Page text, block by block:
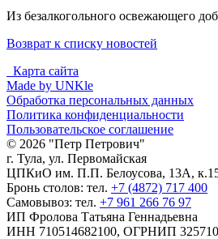
Из безалкогольного освежающего
Возврат к списку новостей
Карта сайта
Made by UNKle
Обработка персональных данных
Политика конфиденциальности
Пользовательское соглашение
© 2026 "Петр Петрович"
г. Тула, ул. Первомайская
ЦПКиО им. П.П. Белоусова, 13А,
Бронь столов: тел. +7 (4872) 717 400
Самовывоз: тел. +7 961 266 76 97
ИП Фролова Татьяна Геннадьевна
ИНН 710514682100, ОГРНИП